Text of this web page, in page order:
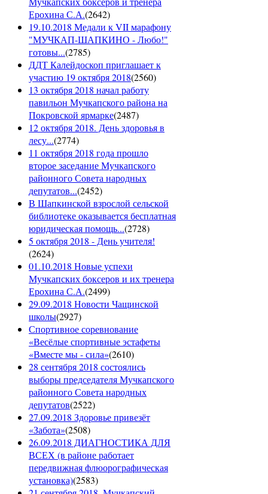
Ерохина С.А.(2642)
19.10.2018 Медали к VII марафону
"МУЧКАП-ШАПКИНО - Любо!"
готовы...(2785)
ДДТ Калейдоскоп приглашает к
участию 19 октября 2018(2560)
13 октября 2018 начал работу
павильон Мучкапского района на
Покровской ярмарке(2487)
12 октября 2018. День здоровья в
лесу...(2774)
11 октября 2018 года прошло
второе заседание Мучкапского
районного Совета народных
депутатов...(2452)
В Шапкинской взрослой сельской
библиотеке оказывается бесплатная
юридическая помощь...(2728)
5 октября 2018 - День учителя!
(2624)
01.10.2018 Новые успехи
Мучкапских боксеров и их тренера
Ерохина С.А.(2499)
29.09.2018 Новости Чащинской
школы(2927)
Спортивное соревнование
«Весёлые спортивные эстафеты
«Вместе мы - сила»(2610)
28 сентября 2018 состоялись
выборы председателя Мучкапского
районного Совета народных
депутатов(2522)
27.09.2018 Здоровье привезёт
«Забота»(2508)
26.09.2018 ДИАГНОСТИКА ДЛЯ
ВСЕХ (в районе работает
передвижная флюорографическая
установка)(2583)